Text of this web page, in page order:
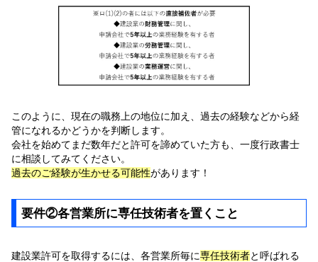
このように、現在の職務上の地位に加え、過去の経験などから経
管になれるかどうかを判断します。
会社を始めてまだ数年だと許可を諦めていた方も、一度行政書士
に相談してみてください。
過去のご経験が生かせる可能性があります！
要件②各営業所に専任技術者を置くこと
建設業許可を取得するには、各営業所毎に専任技術者と呼ばれる